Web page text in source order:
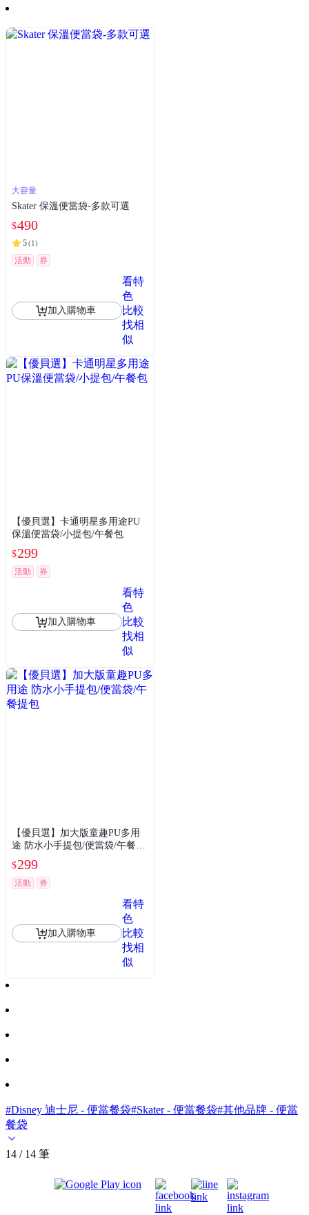
大容量
Skater 保溫便當袋-多款可選
$490
5(1)
活動 券
加入購物車
看特
色
比較
找相
似
【優貝選】卡通明星多用途PU
保溫便當袋/小提包/午餐包
$299
活動 券
加入購物車
看特
色
比較
找相
似
【優貝選】加大版童趣PU多用
途 防水小手提包/便當袋/午餐提
$299
活動 券
加入購物車
看特
色
比較
找相
似
#Disney 迪士尼 - 便當餐袋#Skater - 便當餐袋#其他品牌 - 便當
餐袋
14 / 14 筆